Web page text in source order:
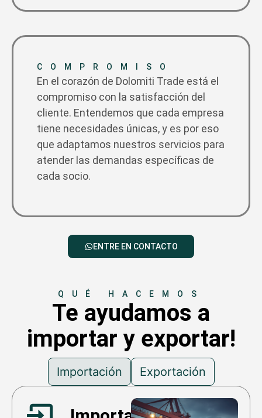
COMPROMISO
En el corazón de Dolomiti Trade está el
compromiso con la satisfacción del
cliente. Entendemos que cada empresa
tiene necesidades únicas, y es por eso
que adaptamos nuestros servicios para
atender las demandas específicas de
cada socio.
ENTRE EN CONTACTO
QUÉ HACEMOS
Te ayudamos a
importar y exportar!
Importación Exportación